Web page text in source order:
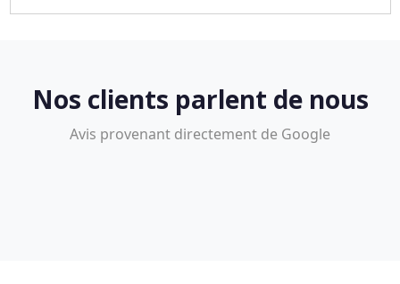
Nos clients parlent de nous
Avis provenant directement de Google